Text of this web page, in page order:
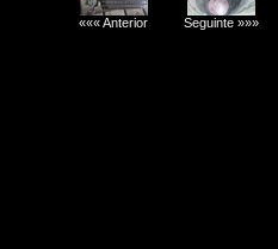
««« Anterior Seguinte »»»